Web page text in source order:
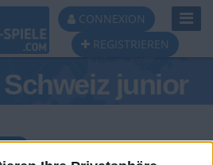
CONNEXION
REGISTRIEREN
junior